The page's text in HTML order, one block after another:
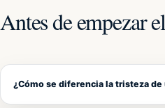
Antes de empezar
¿Cómo se diferencia la tristeza